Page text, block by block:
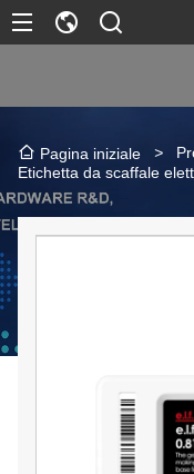
Pagina iniziale >
Etichetta da scaffale